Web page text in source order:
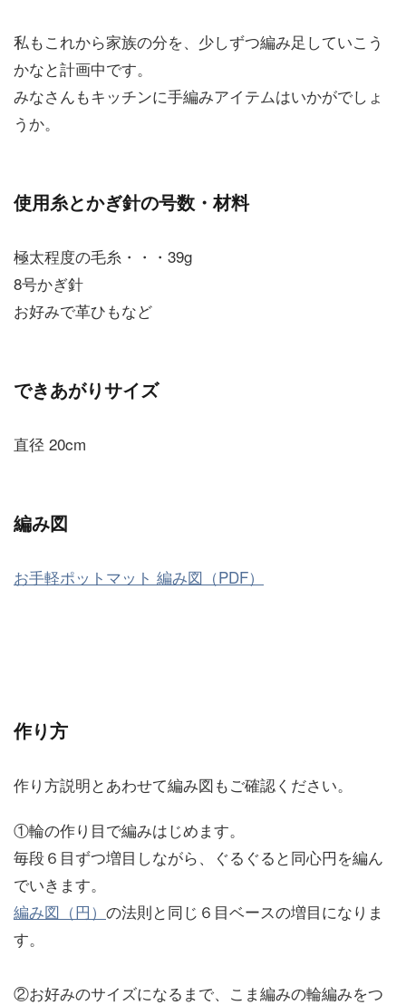
私もこれから家族の分を、少しずつ編み足していこう
かなと計画中です。
みなさんもキッチンに手編みアイテムはいかがでしょ
うか。
使用糸とかぎ針の号数・材料
極太程度の毛糸・・・39g
8号かぎ針
お好みで革ひもなど
できあがりサイズ
直径 20cm
編み図
お手軽ポットマット 編み図（PDF）
作り方
作り方説明とあわせて編み図もご確認ください。
①輪の作り目で編みはじめます。
毎段６目ずつ増目しながら、ぐるぐると同心円を編ん
でいきます。
編み図（円） の法則と同じ６目ベースの増目になりま
す。
②お好みのサイズになるまで、こま編みの輪編みをつ